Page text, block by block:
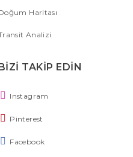
Haritası
Analizi
TAKİP EDİN
Instagram
Pinterest
Facebook